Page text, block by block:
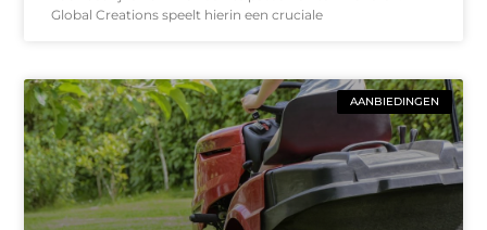
Global Creations speelt hierin een cruciale
AANBIEDINGEN